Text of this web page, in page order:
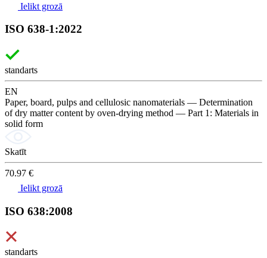
Ielikt grozā
ISO 638-1:2022
standarts
EN
Paper, board, pulps and cellulosic nanomaterials — Determination
of dry matter content by oven-drying method — Part 1: Materials in
solid form
Skatīt
70.97 €
Ielikt grozā
ISO 638:2008
standarts